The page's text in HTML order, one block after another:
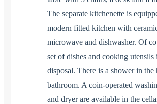
The separate kitchenette is
modern fitted kitchen with
microwave and dishwasher. Of
set of dishes and cooking utensils
disposal. There is a shower in
bathroom. A coin-operated
and dryer are available in the